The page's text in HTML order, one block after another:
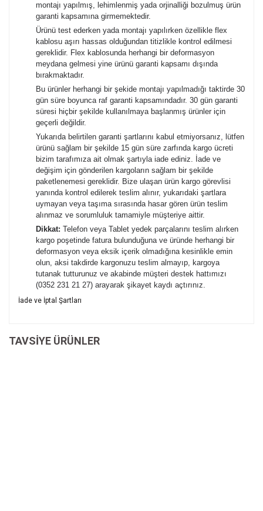
montajı yapılmış, lehimlenmiş yada orjinalliği bozulmuş ürün
garanti kapsamına girmemektedir.
Ürünü test ederken yada montajı yapılırken özellikle flex
kablosu aşırı hassas olduğundan titizlikle kontrol edilmesi
gereklidir. Flex kablosunda herhangi bir deformasyon
meydana gelmesi yine ürünü garanti kapsamı dışında
bırakmaktadır.
Bu ürünler herhangi bir şekide montajı yapılmadığı taktirde 30
gün süre boyunca raf garanti kapsamındadır. 30 gün garanti
süresi hiçbir şekilde kullanılmaya başlanmış ürünler için
geçerli değildir.
Yukarıda belirtilen garanti şartlarını kabul etmiyorsanız, lütfen
ürünü sağlam bir şekilde 15 gün süre zarfında kargo ücreti
bizim tarafımıza ait olmak şartıyla iade ediniz. İade ve
değişim için gönderilen kargoların sağlam bir şekilde
paketlenemesi gereklidir. Bize ulaşan ürün kargo görevlisi
yanında kontrol edilerek teslim alınır, yukarıdaki şartlara
uymayan veya taşıma sırasında hasar gören ürün teslim
alınmaz ve sorumluluk tamamiyle müşteriye aittir.
Dikkat: Telefon veya Tablet yedek parçalarını teslim alırken
kargo poşetinde fatura bulunduğuna ve üründe herhangi bir
deformasyon veya eksik içerik olmadığına kesinlikle emin
olun, aksi takdirde kargonuzu teslim almayıp, kargoya
tutanak tutturunuz ve akabinde müşteri destek hattımızı
(0352 231 21 27) arayarak şikayet kaydı açtırınız.
Bu ürünün fiyat bilgisi, resim, ürün açıklamalarında ve diğer
Görüş ve önerileriniz için teşekkür ederiz.
İade ve İptal Şartları
TAVSİYE ÜRÜNLER